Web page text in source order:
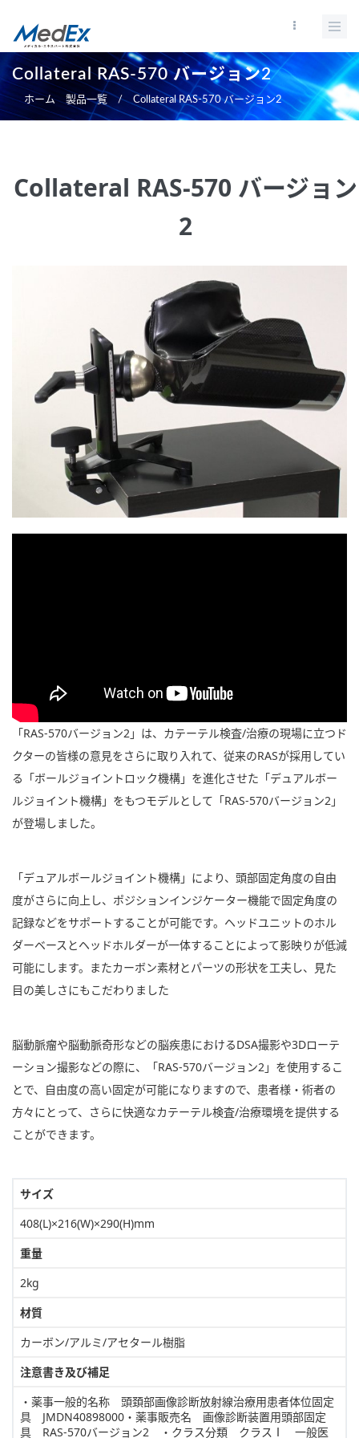
コ
ン
テ
ン
Collateral RAS-570 バージョン2
ホーム 製品一覧 / Collateral RAS-570 バージョン2
Collateral RAS-570 バージョン
2
「RAS-570バージョン2」は、カテーテル検査/治療の現場に立つド
クターの皆様の意見をさらに取り入れて、従来のRASが採用してい
る「ボールジョイントロック機構」を進化させた「デュアルボー
ルジョイント機構」をもつモデルとして「RAS-570バージョン2」
が登場しました。
「デュアルボールジョイント機構」により、頭部固定角度の自由
度がさらに向上し、ポジションインジケーター機能で固定角度の
記録などをサポートすることが可能です。ヘッドユニットのホル
ダーベースとヘッドホルダーが一体することによって影映りが低減
可能にします。またカーボン素材とパーツの形状を工夫し、見た
目の美しさにもこだわりました
脳動脈瘤や脳動脈奇形などの脳疾患におけるDSA撮影や3Dローテ
ーション撮影などの際に、「RAS-570バージョン2」を使用するこ
とで、自由度の高い固定が可能になりますので、患者様・術者の
方々にとって、さらに快適なカテーテル検査/治療環境を提供する
ことができます。
サイズ
408(L)×216(W)×290(H)mm
重量
2kg
材質
カーボン/アルミ/アセタール樹脂
注意書き及び補足
・薬事一般的名称 頭頚部画像診断放射線治療用患者体位固定
具 JMDN40898000・薬事販売名 画像診断装置用頭部固定
具 RAS-570バージョン2 ・クラス分類 クラスⅠ 一般医